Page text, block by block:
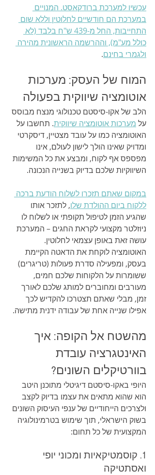
עכשיו למערכת ברודקאסט. המנויים
במערכת הם חודשיים לחלוטין וללא שום
התחייבות, החל מ-439 ש"ח בלבד (לא
כולל מע"מ), וההרשמה הראשונית מהירה
ולגמרי בחינם.
המוח של העסק: מערכות
אוטומציה שיווקית בפעולה
הלב של אקו-סיסטם טכנולוגי מנצח מבוסס
על מערכות אוטומציה שיווקית. תחשבו על
האוטומציה כמו על עובד מצטיין, דיסקרטי
ומדויק שאינו הולך לישון לעולם, אינו
מפספס אף לקוח, ומבצע את כל המשימות
השיווקיות שלכם בדיוק בשנייה הנכונה.
במקום שאתם תזכרו לשלוח הודעת ברכה
ללקוח ביום ההולדת שלו, לתזכר אותו
שהגיע הזמן לטיפול תקופתי או לשלוח לו
ניוזלטר מקצועי לקראת החגים – המערכת
עושה זאת באופן עצמאי לחלוטין.
האוטומציה לוקחת את הדאטה הקיימת
בעסק, ומפעילה סדרת פעולות (טריגרים)
ששומרות על הלקוחות שלכם חמים,
מעורבים ומחוברים למותג שלכם לאורך
זמן, מבלי שאתם תצטרכו להקדיש לכך
אפילו שנייה אחת של עבודה ידנית מתישה.
מהשטח אל הקופה: איך
האינטגרציה עובדת
בוורטיקלים השונים?
היופי באקו-סיסטם דיגיטלי מתוכנן היטב
הוא שהוא מתאים את עצמו בדיוק לקצב
ולצרכים הייחודיים של ענפי העיסוק השונים
בשוק הישראלי, תוך שימוש בטרמינולוגיה
המקצועית של כל תחום:
1. קוסמטיקאיות ומכוני יופי
ואסתטיקה